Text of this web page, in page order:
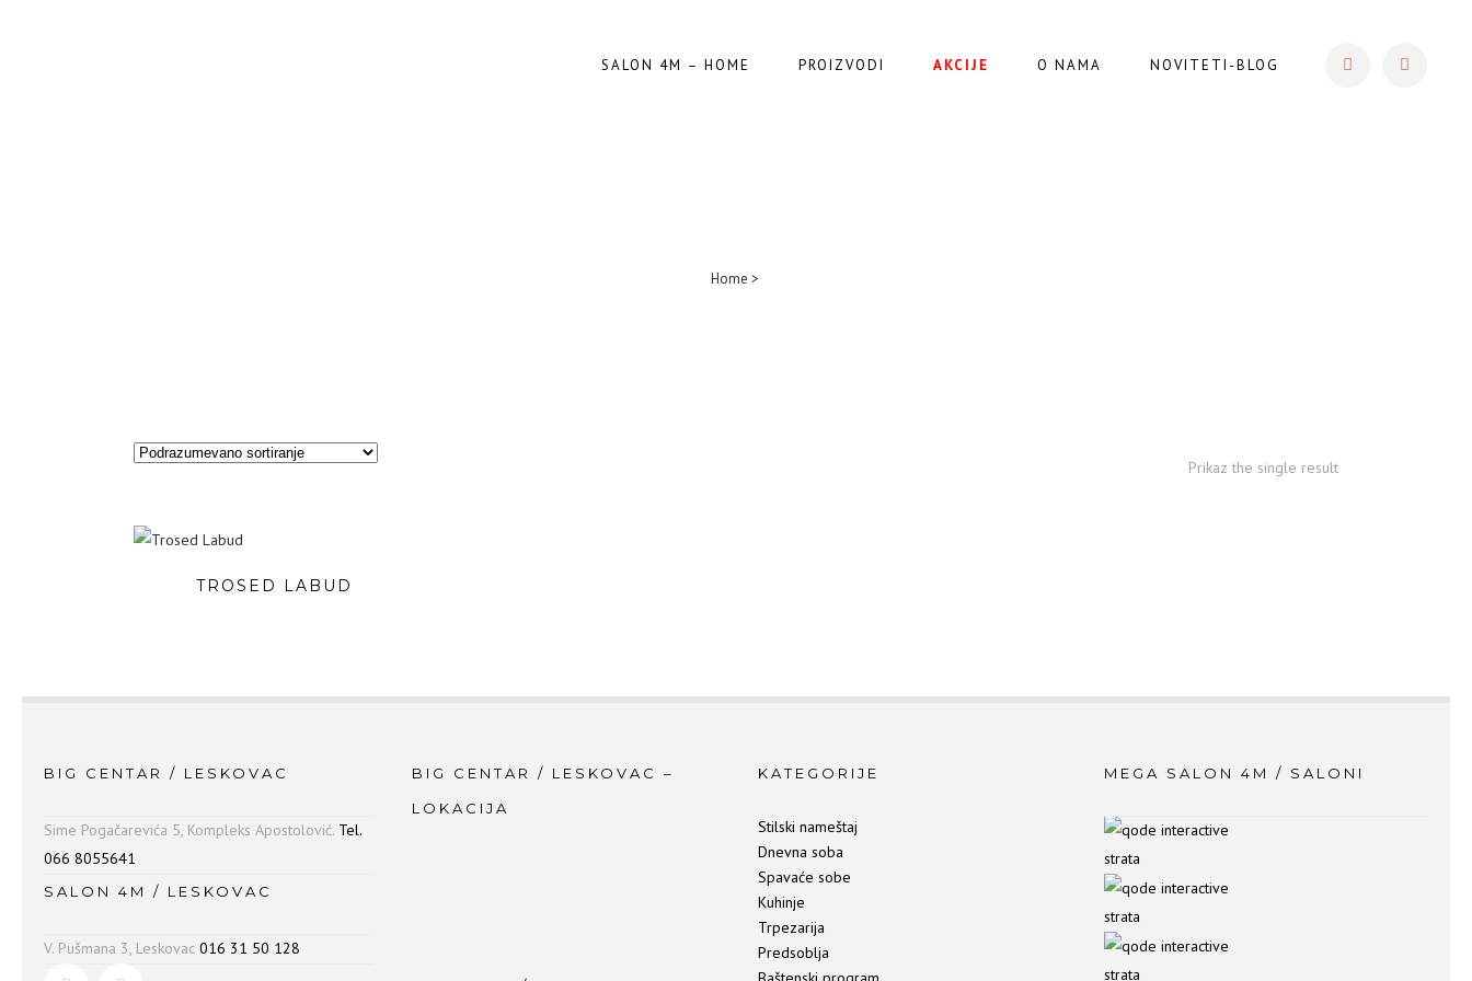
SALON 4M – HOME PROIZVODI AKCIJE O NAMA NOVITETI-BLOG
Home >
Prikaz the single result
TROSED LABUD
BIG CENTAR / LESKOVAC
Sime Pogačarevića 5, Kompleks Apostolović. Tel.
066 8055641
SALON 4M / LESKOVAC
V. Pušmana 3, Leskovac016 31 50 128
BIG CENTAR / LESKOVAC –
LOKACIJA
KATEGORIJE
Stilski nameštaj
Dnevna soba
Spavaće sobe
Kuhinje
Trpezarija
Predsoblja
MEGA SALON 4M / SALONI